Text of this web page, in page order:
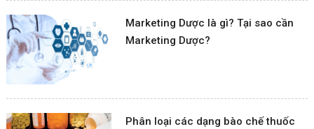
Marketing Dược là gì? Tại sao cần
Marketing Dược?
Phân loại các dạng bào chế thuốc